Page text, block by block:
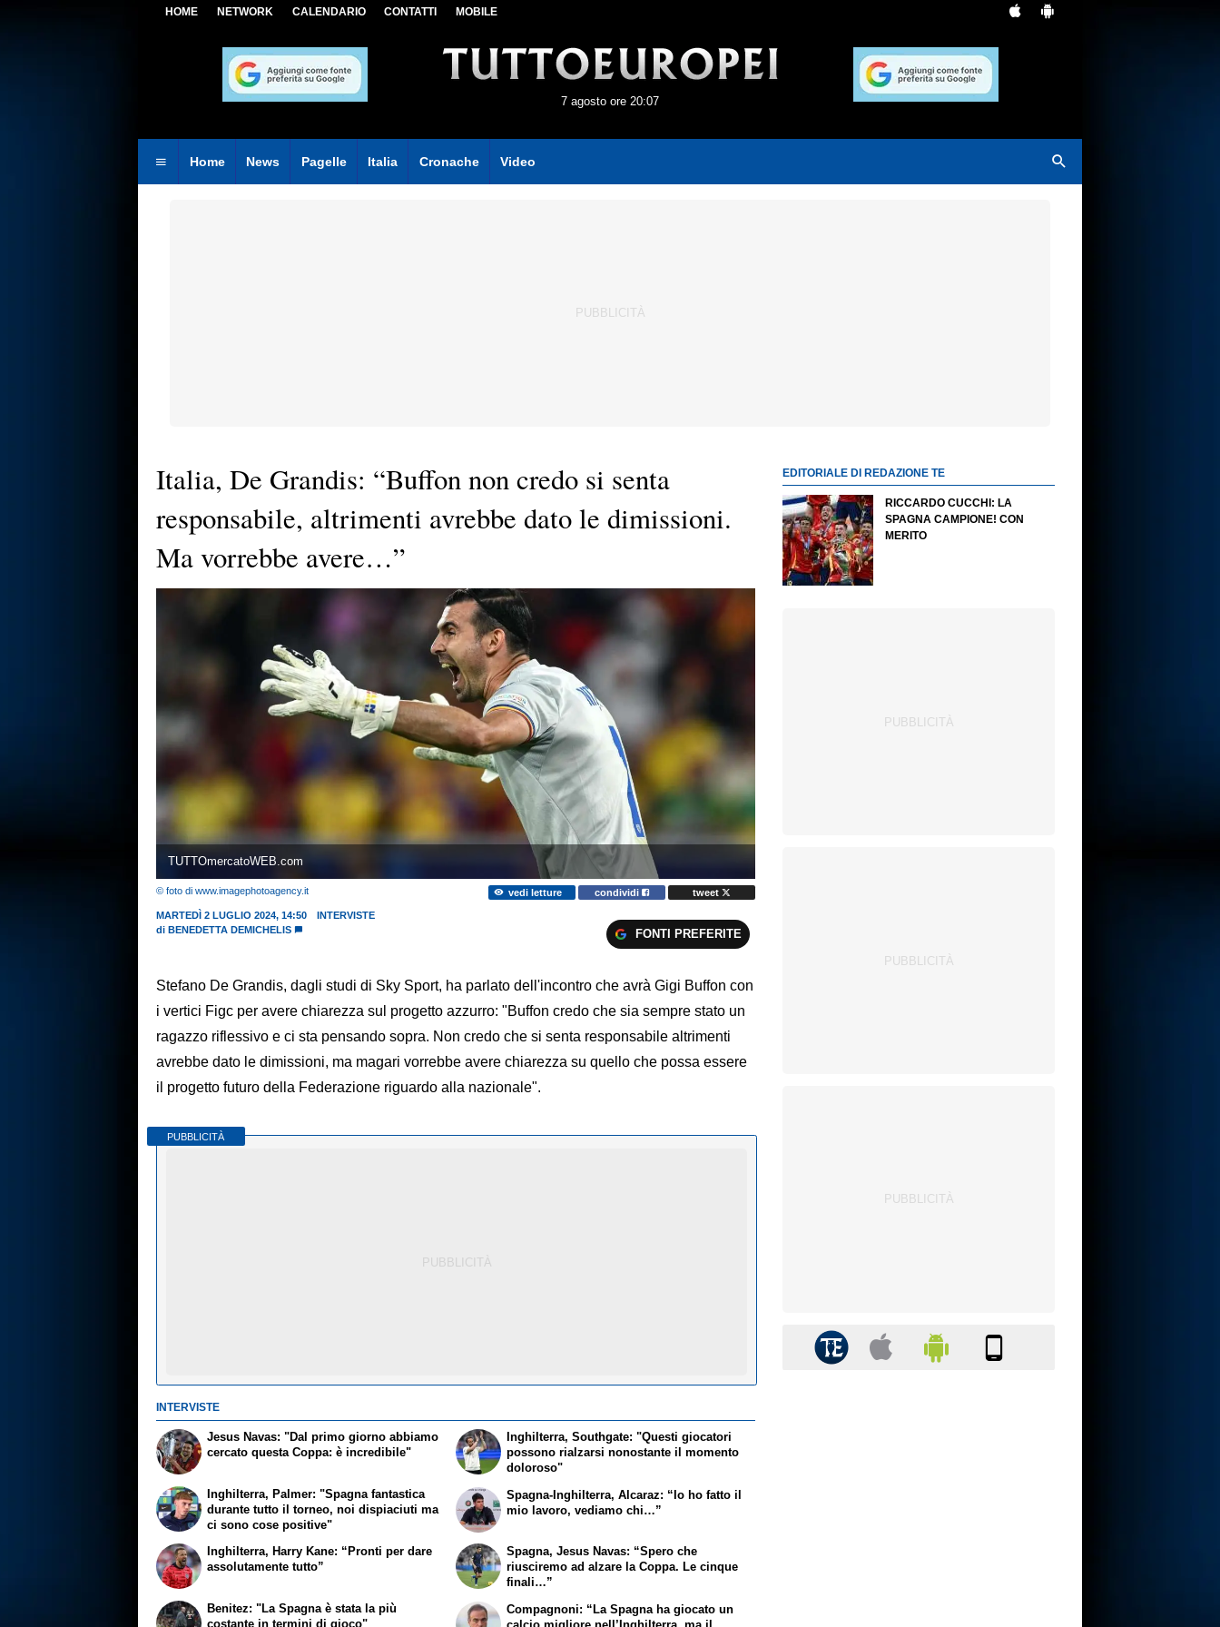
HOME NETWORK CALENDARIO CONTATTI MOBILE
7 agosto ore 20:07
Home News Pagelle Italia Cronache Video
Italia, De Grandis: “Buffon non credo si senta
responsabile, altrimenti avrebbe dato le dimissioni.
Ma vorrebbe avere…”
TUTTOmercatoWEB.com
© foto di www.imagephotoagency.it vedi letture condividi tweet
MARTEDÌ 2 LUGLIO 2024, 14:50
INTERVISTE
di BENEDETTA DEMICHELIS FONTI PREFERITE
Stefano De Grandis, dagli studi di Sky Sport, ha parlato dell'incontro che avrà Gigi Buffon con
i vertici Figc per avere chiarezza sul progetto azzurro: "Buffon credo che sia sempre stato un
ragazzo riflessivo e ci sta pensando sopra. Non credo che si senta responsabile altrimenti
avrebbe dato le dimissioni, ma magari vorrebbe avere chiarezza su quello che possa essere
il progetto futuro della Federazione riguardo alla nazionale".
PUBBLICITÀ
INTERVISTE
Jesus Navas: "Dal primo giorno abbiamo
cercato questa Coppa: è incredibile"
Inghilterra, Palmer: "Spagna fantastica
durante tutto il torneo, noi dispiaciuti ma
ci sono cose positive"
Inghilterra, Southgate: "Questi giocatori
possono rialzarsi nonostante il momento
doloroso"
Spagna-Inghilterra, Alcaraz: “Io ho fatto il
mio lavoro, vediamo chi…”
Inghilterra, Harry Kane: “Pronti per dare
assolutamente tutto”
Benitez: "La Spagna è stata la più
costante in termini di gioco"
Spagna, Jesus Navas: “Spero che
riusciremo ad alzare la Coppa. Le cinque
finali…”
Compagnoni: “La Spagna ha giocato un
EDITORIALE DI REDAZIONE TE
RICCARDO CUCCHI: LA
SPAGNA CAMPIONE! CON
MERITO